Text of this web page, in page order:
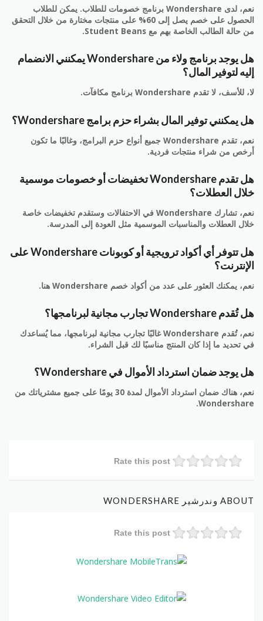
نعم، لدى Wondershare برنامج خصومات للطلاب. يمكن للطلاب
الحصول على خصم يصل إلى 60% على منتجات مختارة من خلال التحقق
من حالة الطالب الخاصة بهم مع Student Beans.
هل يوجد برنامج ولاء من Wondershare يمكنني الانضمام
إليه لتوفير المال؟
لا، للأسف، لا تقدم Wondershare برنامج مكافآت.
هل يمكنني توفير المال بشراء حزم برامج Wondershare؟
نعم، تقدم Wondershare جميع أنواع حزم البرامج، وغالبًا ما تكون
أرخص من شراء منتجات فردية.
هل تقدم Wondershare تخفيضات أو خصومات موسمية
خلال العطلات؟
نعم، تشارك Wondershare في الاحتفالات وستقدم تخفيضات خاصة
خلال العطلات والمناسبات الموسمية مثل العودة إلى المدرسة.
هل تتوفر أي أكواد ترويجية أو كوبونات Wondershare على
الإنترنت؟
نعم، يمكنك العثور على عدد من أكواد خصم Wondershare هنا.
هل تُقدم Wondershare تجارب مجانية لبرنامجها؟
نعم، تُقدم Wondershare غالبًا تجارب مجانية لبرنامجها، مما يُساعدك
في تحديد ما إذا كان المنتج مناسبًا لك قبل الشراء.
هل يوجد ضمان استرداد الأموال في Wondershare؟
نعم، هناك ضمان استرداد الأموال لمدة 30 يومًا على جميع مشترياتك من
Wondershare.
Rate this post
ABOUT وندرشير WONDERSHARE
Rate this post